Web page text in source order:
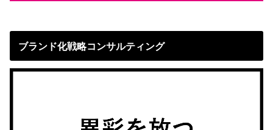
ブランド化戦略コンサルティング